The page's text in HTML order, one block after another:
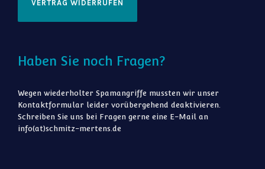
VERTRAG WIDERRUFEN
Haben Sie noch Fragen?
Wegen wiederholter Spamangriffe mussten wir unser
Kontaktformular leider vorübergehend deaktivieren.
Schreiben Sie uns bei Fragen gerne eine E-Mail an
info(at)schmitz-mertens.de